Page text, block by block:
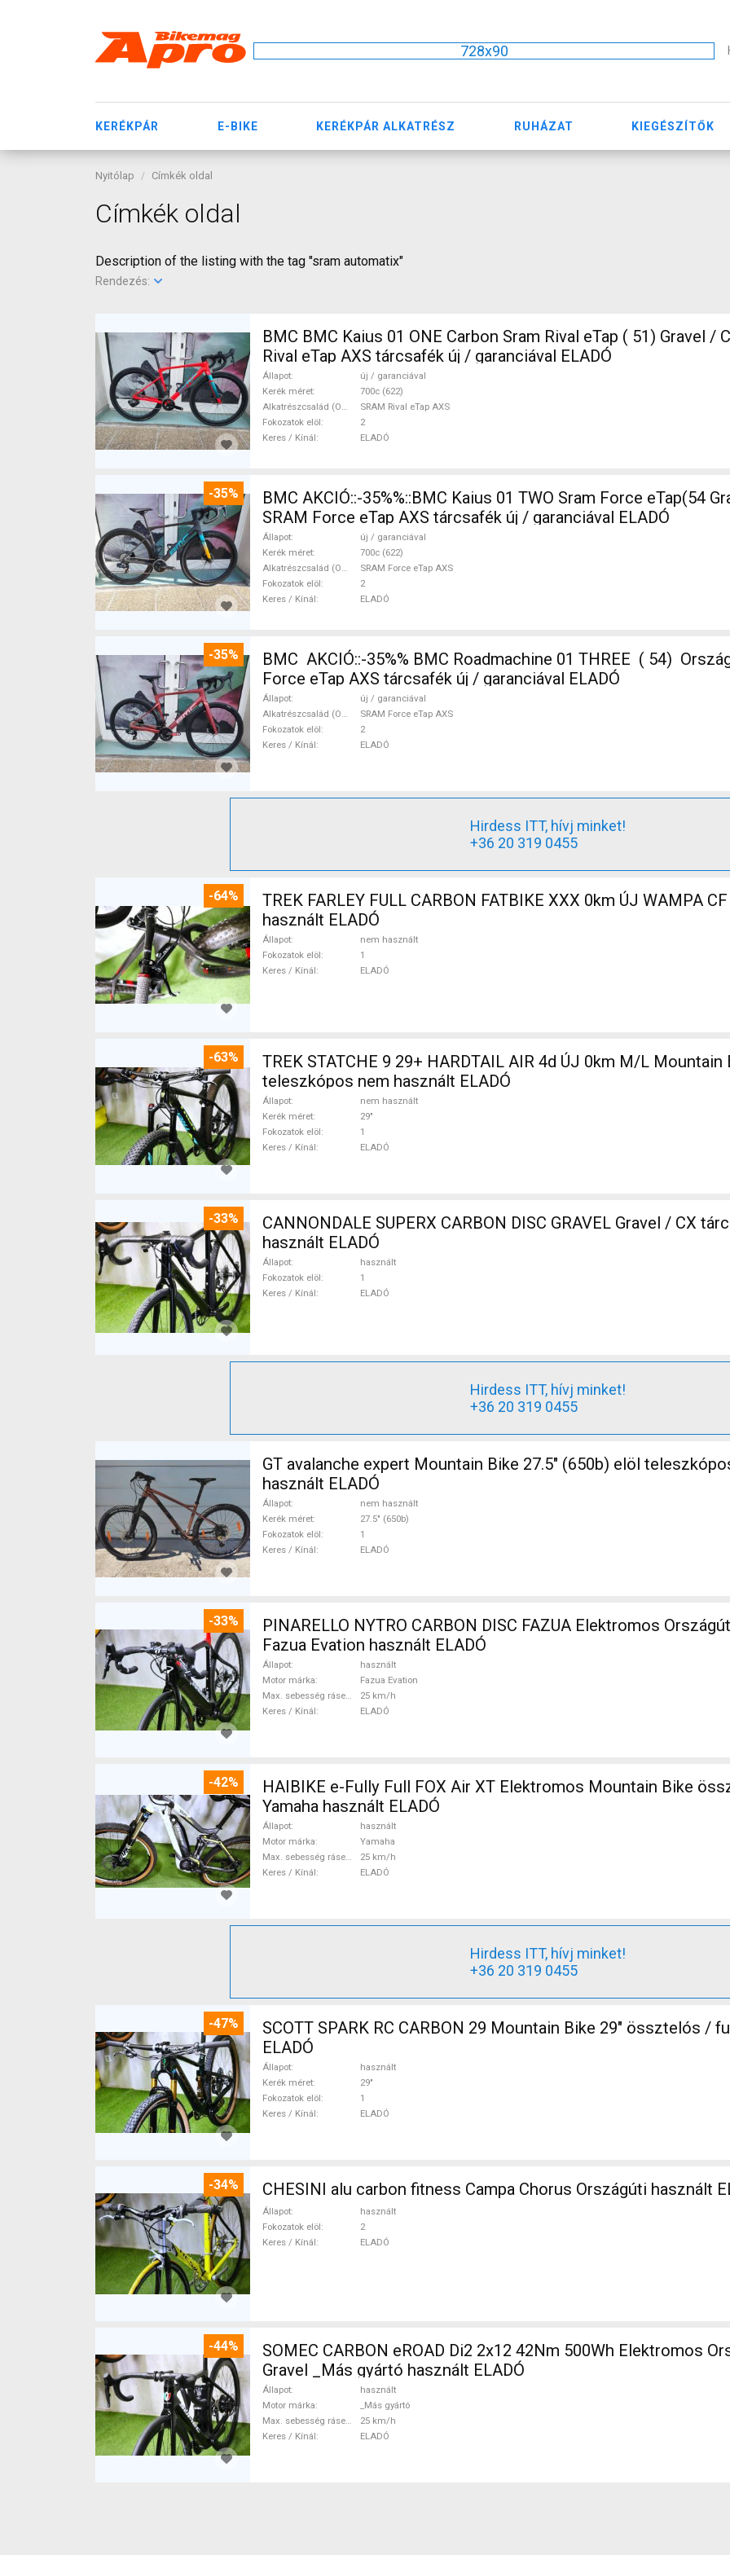
728x90
KERÉKPÁR E-BIKE KERÉKPÁR ALKATRÉSZ RUHÁZAT KIEGÉSZÍTŐK
Nyitólap Címkék oldal
Címkék oldal
Description of the listing with the tag "sram automatix"
Rendezés:
BMC BMC Kaius 01 ONE Carbon Sram Rival eTap ( 51) Gravel / CX SRAM
Rival eTap AXS tárcsafék új / garanciával ELADÓ
Állapot
új / garanciával
Kerék méret
700c (622)
Alkatrészcsalád (Outi)
SRAM Rival eTap AXS
Fokozatok elöl
2
Keres / Kínál
ELADÓ
-35%
BMC AKCIÓ::-35%%::BMC Kaius 01 TWO Sram Force eTap(54 Gravel / CX
SRAM Force eTap AXS tárcsafék új / garanciával ELADÓ
Állapot
új / garanciával
Kerék méret
700c (622)
Alkatrészcsalád (Outi)
SRAM Force eTap AXS
Fokozatok elöl
2
Keres / Kínál
ELADÓ
-35%
BMC AKCIÓ::-35%% BMC Roadmachine 01 THREE ( 54)
Force eTap AXS tárcsafék új / garanciával ELADÓ
Állapot
új / garanciával
Alkatrészcsalád (Outi)
SRAM Force eTap AXS
Fokozatok elöl
2
Keres / Kínál
ELADÓ
Hirdess ITT, hívj minket!
+36 20 319 0455
-64%
TREK FARLEY FULL CARBON FATBIKE XXX 0km ÚJ WAMPA
használt ELADÓ
Állapot
nem használt
Fokozatok elöl
1
Keres / Kínál
ELADÓ
-63%
TREK STATCHE 9 29+ HARDTAIL AIR 4d ÚJ 0km M/L Mountain
teleszkópos nem használt ELADÓ
Állapot
nem használt
Kerék méret
29"
Fokozatok elöl
1
Keres / Kínál
ELADÓ
-33%
CANNONDALE SUPERX CARBON DISC GRAVEL Gravel / CX
használt ELADÓ
Állapot
használt
Fokozatok elöl
1
Keres / Kínál
ELADÓ
Hirdess ITT, hívj minket!
+36 20 319 0455
GT avalanche expert Mountain Bike 27.5" (650b) elöl teleszkópos nem
használt ELADÓ
Állapot
nem használt
Kerék méret
27.5" (650b)
Fokozatok elöl
1
Keres / Kínál
ELADÓ
-33%
PINARELLO NYTRO CARBON DISC FAZUA Elektromos
Fazua Evation használt ELADÓ
Állapot
használt
Motor márka
Fazua Evation
Max. sebesség rásegítéssel
25 km/h
Keres / Kínál
ELADÓ
-42%
HAIBIKE e-Fully Full FOX Air XT Elektromos Mountain Bike
Yamaha használt ELADÓ
Állapot
használt
Motor márka
Yamaha
Max. sebesség rásegítéssel
25 km/h
Keres / Kínál
ELADÓ
Hirdess ITT, hívj minket!
+36 20 319 0455
-47%
SCOTT SPARK RC CARBON 29 Mountain Bike 29" össztelós / fully használt
ELADÓ
Állapot
használt
Kerék méret
29"
Fokozatok elöl
1
Keres / Kínál
ELADÓ
-34% CHESINI alu carbon fitness Campa Chorus Országúti használt
Állapot
használt
Fokozatok elöl
2
Keres / Kínál
ELADÓ
-44%
SOMEC CARBON eROAD Di2 2x12 42Nm 500Wh Elektromos
Gravel _Más gyártó használt ELADÓ
Állapot
használt
Motor márka
_Más gyártó
Max. sebesség rásegítéssel
25 km/h
Keres / Kínál
ELADÓ